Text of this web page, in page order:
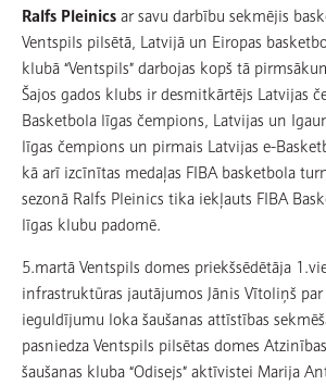
Ralfs Pleinicsar savu darbību sekmējis
Ventspils pilsētā, Latvijā un Eiropas
klubā “Ventspils” darbojas kopš tā
Šajos gados klubs ir desmitkārtējs Latvijas
Basketbola līgas čempions, Latvijas un
līgas čempions un pirmais Latvijas e-
kā arī izcīnītas medaļas FIBA basketbola
sezonā Ralfs Pleinics tika iekļauts FIBA
līgas klubu padomē.
5.martā Ventspils domes priekšsēdētāja
infrastruktūras jautājumos Jānis Vītoliņš
ieguldījumu loka šaušanas attīstības
pasniedza Ventspils pilsētas domes
šaušanas kluba “Odisejs” aktīvistei Marija